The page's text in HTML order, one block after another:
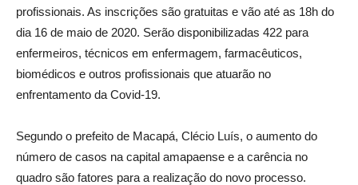
profissionais. As inscrições são gratuitas e vão até as 18h do
dia 16 de maio de 2020. Serão disponibilizadas 422 para
enfermeiros, técnicos em enfermagem, farmacêuticos,
biomédicos e outros profissionais que atuarão no
enfrentamento da Covid-19.
Segundo o prefeito de Macapá, Clécio Luís, o aumento do
número de casos na capital amapaense e a carência no
quadro são fatores para a realização do novo processo.